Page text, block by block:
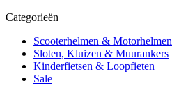
Categorieën
Scooterhelmen & Motorhelmen
Sloten, Kluizen & Muurankers
Kinderfietsen & Loopfieten
Sale